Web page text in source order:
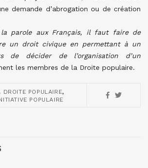
demande d’abrogation ou de création
parole aux Français, il faut faire de
un droit civique en permettant à un
de décider de l’organisation d’un
les membres de la Droite populaire.
POPULAIRE,
POPULAIRE